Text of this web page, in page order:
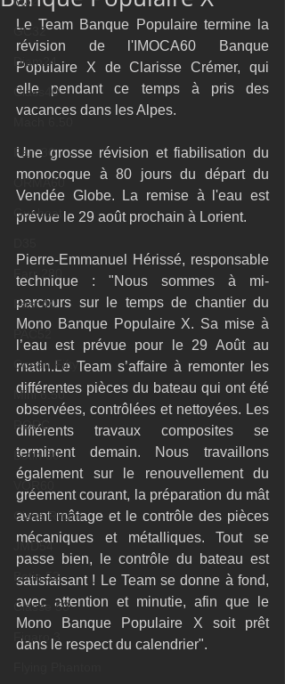
GC32
Diam24
Class40
Farr 30
ORMA60
Gunboat
Farr 280
Fast 40
Ocean Fifty
Mini 6.50
RORC
Botin 80
VOR60
Class Rhum
JMD54
Botin 52
Classe 50
Figaro 3
Le Team Banque Populaire termine la
révision de l'IMOCA60 Banque
Populaire X de Clarisse Crémer, qui
elle pendant ce temps à pris des
vacances dans les Alpes.
Une grosse révision et fiabilisation du
monocoque à 80 jours du départ du
Vendée Globe. La remise à l'eau est
prévue le 29 août prochain à Lorient.
Pierre-Emmanuel Hérissé, responsable
technique : "Nous sommes à mi-
parcours sur le temps de chantier du
Mono Banque Populaire X. Sa mise à
l’eau est prévue pour le 29 Août au
matin.Le Team s’affaire à remonter les
différentes pièces du bateau qui ont été
observées, contrôlées et nettoyées. Les
différents travaux composites se
terminent demain. Nous travaillons
également sur le renouvellement du
gréement courant, la préparation du mât
avant mâtage et le contrôle des pièces
mécaniques et métalliques. Tout se
passe bien, le contrôle du bateau est
satisfaisant ! Le Team se donne à fond,
avec attention et minutie, afin que le
Mono Banque Populaire X soit prêt
dans le respect du calendrier".